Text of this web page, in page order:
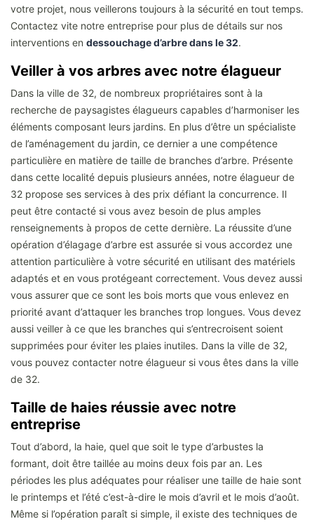
votre projet, nous veillerons toujours à la sécurité en tout temps.
Contactez vite notre entreprise pour plus de détails sur nos
interventions en dessouchage d’arbre dans le 32.
Veiller à vos arbres avec notre élagueur
Dans la ville de 32, de nombreux propriétaires sont à la
recherche de paysagistes élagueurs capables d’harmoniser les
éléments composant leurs jardins. En plus d’être un spécialiste
de l’aménagement du jardin, ce dernier a une compétence
particulière en matière de taille de branches d’arbre. Présente
dans cette localité depuis plusieurs années, notre élagueur de
32 propose ses services à des prix défiant la concurrence. Il
peut être contacté si vous avez besoin de plus amples
renseignements à propos de cette dernière. La réussite d’une
opération d’élagage d’arbre est assurée si vous accordez une
attention particulière à votre sécurité en utilisant des matériels
adaptés et en vous protégeant correctement. Vous devez aussi
vous assurer que ce sont les bois morts que vous enlevez en
priorité avant d’attaquer les branches trop longues. Vous devez
aussi veiller à ce que les branches qui s’entrecroisent soient
supprimées pour éviter les plaies inutiles. Dans la ville de 32,
vous pouvez contacter notre élagueur si vous êtes dans la ville
de 32.
Taille de haies réussie avec notre
entreprise
Tout d’abord, la haie, quel que soit le type d’arbustes la
formant, doit être taillée au moins deux fois par an. Les
périodes les plus adéquates pour réaliser une taille de haie sont
le printemps et l’été c’est-à-dire le mois d’avril et le mois d’août.
Même si l’opération paraît si simple, il existe des techniques de